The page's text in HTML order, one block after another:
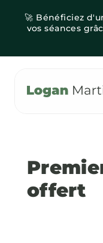
🚀 Bénéficiez
vos séances
Accueil
Services à la
Blog
offert